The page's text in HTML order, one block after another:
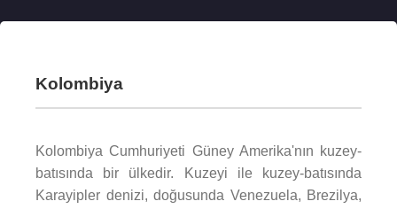
Kolombiya
Kolombiya Cumhuriyeti Güney Amerika'nın kuzey-
batısında bir ülkedir. Kuzeyi ile kuzey-batısında
Karayipler denizi, doğusunda Venezuela, Brezilya,